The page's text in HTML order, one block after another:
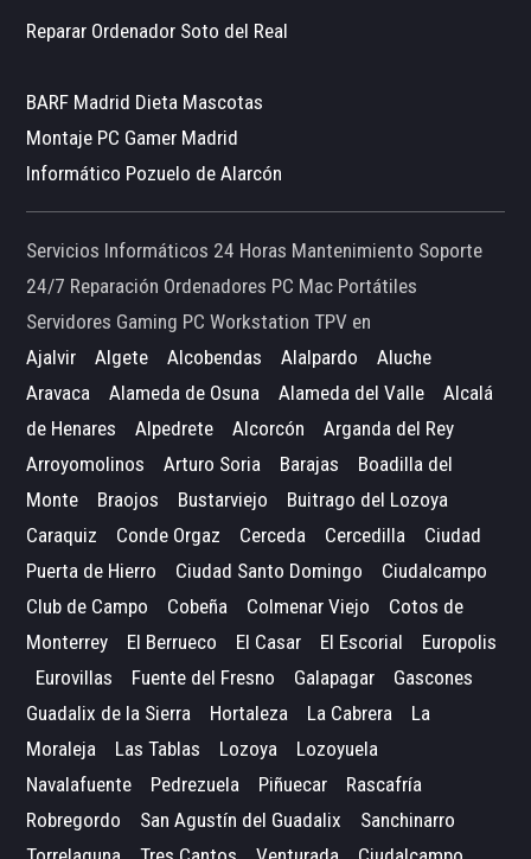
Reparar Ordenador Soto del Real
BARF Madrid Dieta Mascotas
Montaje PC Gamer Madrid
Informático Pozuelo de Alarcón
Servicios Informáticos 24 Horas Mantenimiento Soporte
24/7 Reparación Ordenadores PC Mac Portátiles
Servidores Gaming PC Workstation TPV en
Ajalvir
Algete Alcobendas Alalpardo
Aluche
Aravaca
Alameda de Osuna Alameda del Valle
Alcalá
de Henares
Alpedrete Alcorcón
Arganda del Rey
Arroyomolinos
Arturo Soria Barajas
Boadilla del
Monte
Braojos Bustarviejo
Buitrago del Lozoya
Caraquiz
Conde Orgaz Cerceda Cercedilla
Ciudad
Puerta de Hierro
Ciudad Santo Domingo
Ciudalcampo
Club de Campo
Cobeña Colmenar Viejo
Cotos de
Monterrey
El Berrueco El Casar El Escorial
Europolis
Eurovillas
Fuente del Fresno Galapagar
Gascones
Guadalix de la Sierra
Hortaleza La Cabrera
La
Moraleja
Las Tablas Lozoya
Lozoyuela
Navalafuente
Pedrezuela Piñuecar
Rascafría
Robregordo
San Agustín del Guadalix
Sanchinarro